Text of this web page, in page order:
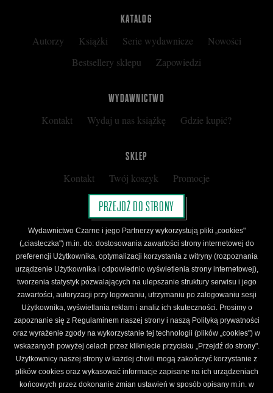
KATALOG
Autorzy Książki Serie wydawnicze
Nowości
Bestsellery sklepu
Zapowiedzi
WYDAWNICTWO
Kontakt Wydaj u nas książkę Gdzie kupić?
SKLEP
Kontakt Twój koszyk
Promocje
Kup kartę podarunkową
Nota prawna
Regulamin
Polityka prywatności
Regulamin Klubu Czarnego
Regulamin Karty Podarunkowej
ŚLEDŹ CZARNE
Facebook YouTube Instagram Newsletter
Wydawnictwo Czarne. Wszelkie prawa zastrzeżone. Projekt:Fajne Chłopaki,logo
wydawnictwa: Kamil Targosz.
PRZEJDŹ DO STRONY
Wydawnictwo Czarne i jego Partnerzy wykorzystują pliki „cookies"
(„ciasteczka") m.in. do: dostosowania zawartości strony internetowej do
preferencji Użytkownika, optymalizacji korzystania z witryny (rozpoznania
urządzenie Użytkownika i odpowiednio wyświetlenia strony internetowej),
tworzenia statystyk pozwalających na ulepszanie struktury serwisu i jego
zawartości, autoryzacji przy logowaniu, utrzymaniu po zalogowaniu sesji
Użytkownika, wyświetlania reklam i analiz ich skuteczności. Prosimy o
zapoznanie się z Regulaminem naszej strony i naszą Polityką prywatności
oraz wyrażenie zgody na wykorzystanie tej technologii (plików „cookies") w
wskazanych powyżej celach przez kliknięcie przycisku „Przejdź do strony".
Użytkownicy naszej strony w każdej chwili mogą zakończyć korzystanie z
plików cookies oraz wykasować informacje zapisane na ich urządzeniach
końcowych przez dokonanie zmian ustawień w sposób opisany m.in. w